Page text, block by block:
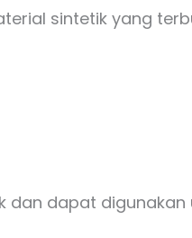
sintetik yang
dan dapat digunakan